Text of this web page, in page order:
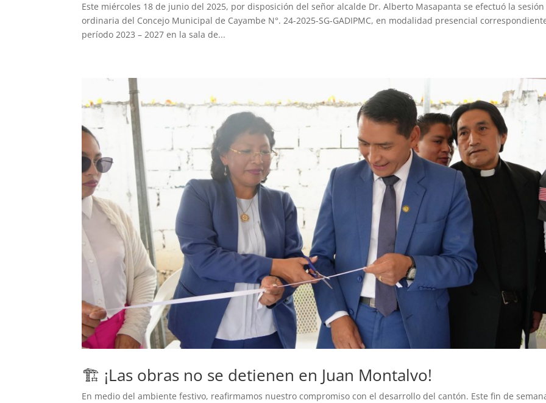
Este miércoles 18 de junio del 2025, por disposición del señor alcalde Dr. Alberto Masapanta se efectuó la sesión
ordinaria del Concejo Municipal de Cayambe N°. 24-2025-SG-GADIPMC, en modalidad presencial
período 2023 – 2027 en la sala de...
🏗️ ¡Las obras no se detienen en Juan Montalvo!
En medio del ambiente festivo, reafirmamos nuestro compromiso con el desarrollo del cantón. Este fin de